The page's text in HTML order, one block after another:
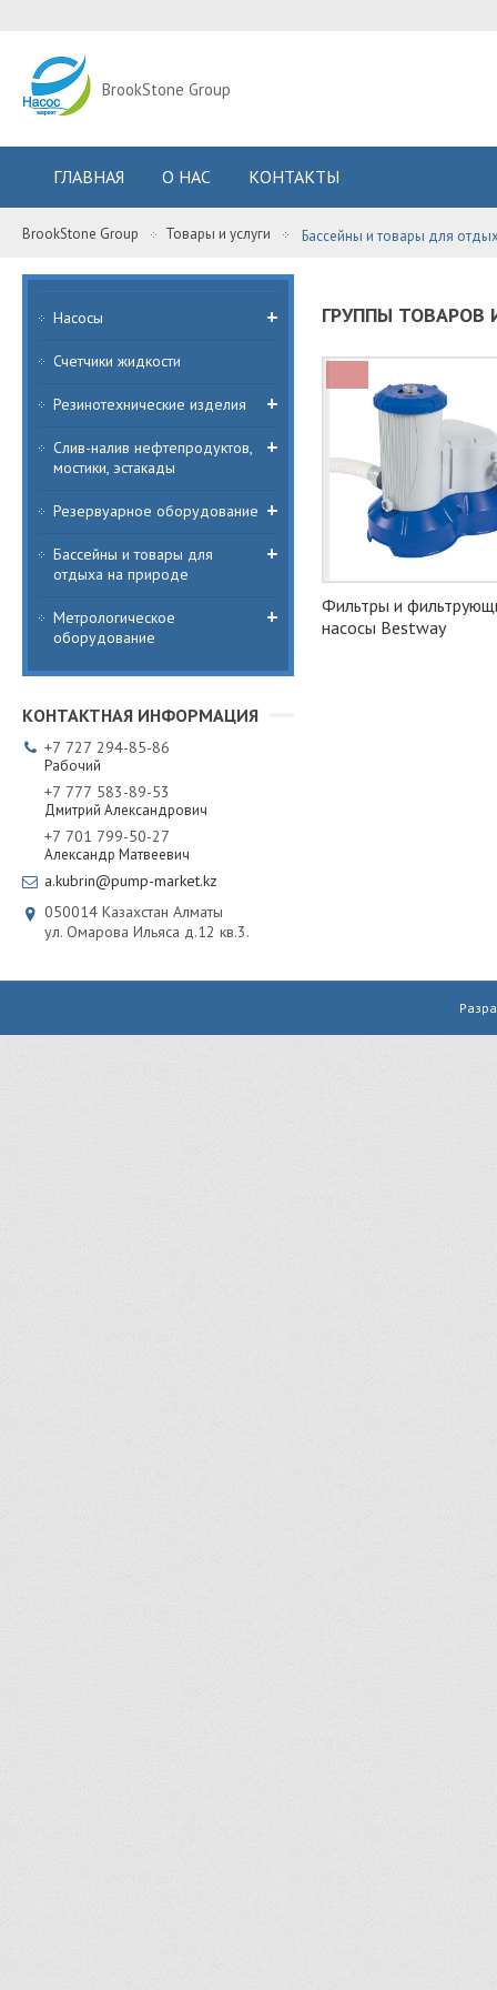
BrookStone Group
ГЛАВНАЯ О НАС КОНТАКТЫ
BrookStone Group Товары и услуги Бассейны и товары для
ГРУППЫ ТОВАРОВ
Фильтры и
насосы Bestway
Насосы
Счетчики жидкости
Резинотехнические изделия
Слив-налив нефтепродуктов,
мостики, эстакады
Резервуарное оборудование
Бассейны и товары для
отдыха на природе
Метрологическое
оборудование
+7 727 294-85-86
Рабочий
+7 777 583-89-53
Дмитрий Александрович
+7 701 799-50-27
Александр Матвеевич
a.kubrin@pump-market.kz
050014 Казахстан Алматы
ул. Омарова Ильяса д.12 кв.3.